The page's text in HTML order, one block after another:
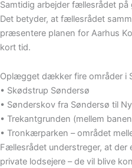
Samtidig arbejder fællesrådet
Det betyder, at fællesrådet
præsentere planen for Aarhus
kort tid.
Oplægget dækker fire områder i
• Skødstrup Søndersø
• Sønderskov fra Søndersø til
• Trekantgrunden (mellem
• Tronkærparken – området
Fællesrådet understreger, at der
private lodsejere – de vil blive